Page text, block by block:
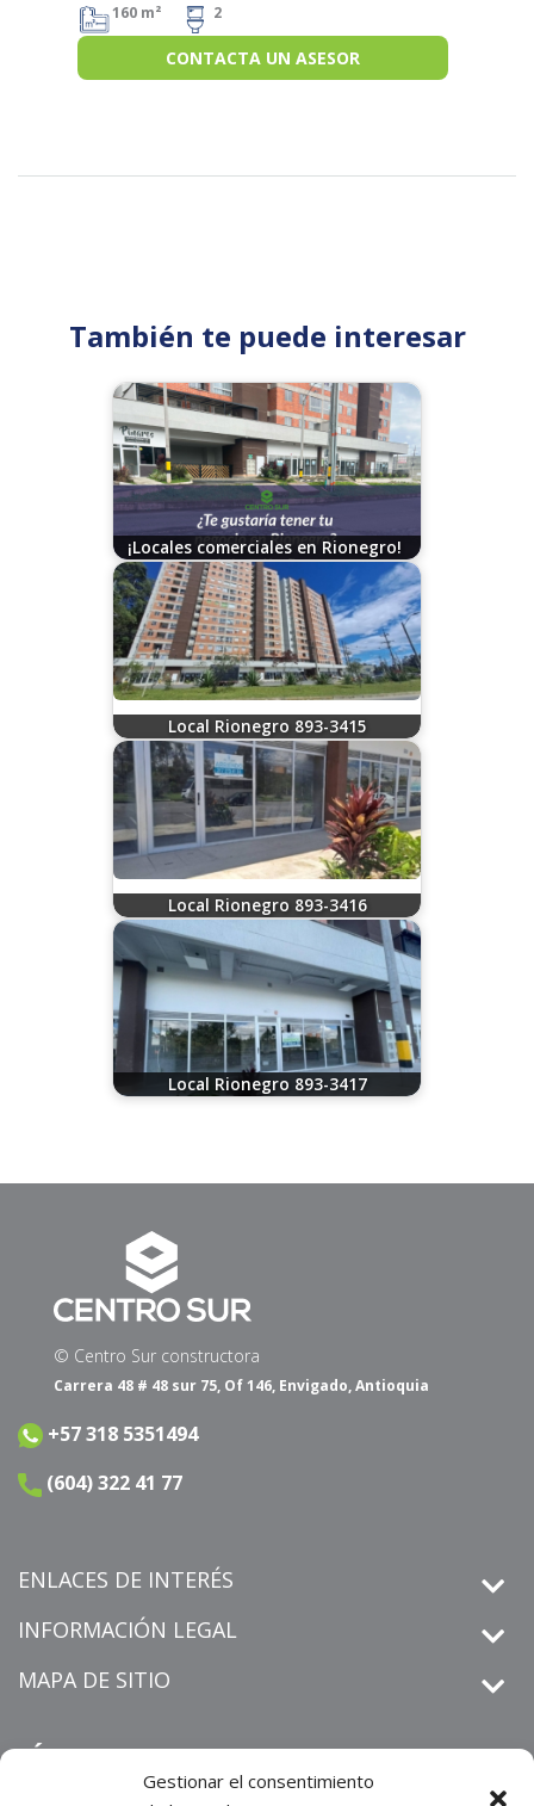
Gestionar el consentimiento
160 m² 2
CONTACTA UN ASESOR
También te puede interesar
¡Locales comerciales en Rionegro!
06/27/2025
Local Rionegro 893-3415
08/06/2026
Local Rionegro 893-3416
08/06/2026
Local Rionegro 893-3417
© Centro Sur constructora
Carrera 48 # 48 sur 75, Of 146, Envigado, Antioquia
+57 318 5351494
(604) 322 41 77
ENLACES DE INTERÉS
INFORMACIÓN LEGAL
MAPA DE SITIO
SÍGUENOS